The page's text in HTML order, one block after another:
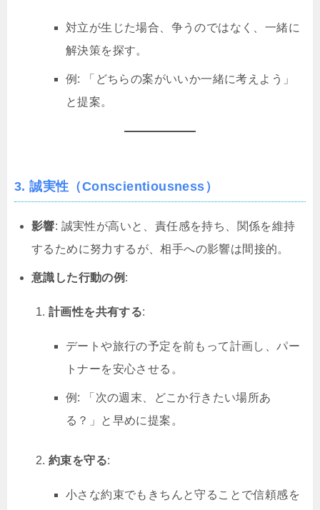
対立が生じた場合、争うのではなく、一緒に
解決策を探す。
例: 「どちらの案がいいか一緒に考えよう」
と提案。
3. 誠実性（Conscientiousness）
影響: 誠実性が高いと、責任感を持ち、関係を維持
するために努力するが、相手への影響は間接的。
意識した行動の例 :
計画性を共有する:
デートや旅行の予定を前もって計画し、パー
トナーを安心させる。
例: 「次の週末、どこか行きたい場所あ
る？」と早めに提案。
約束を守る:
小さな約束でもきちんと守ることで信頼感を